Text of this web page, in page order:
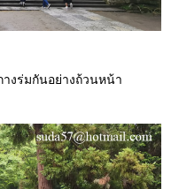
งร่มกันอย่างถ้วนหน้า